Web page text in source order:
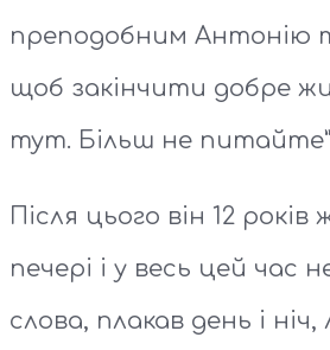
преподобним Антонію
щоб закінчити добре
тут. Більш не
Після цього він 12
печері і у весь цей час
слова, плакав день і